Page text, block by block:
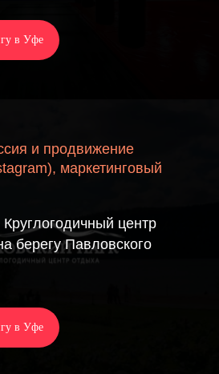
в Уфе
и продвижение
маркетинговый
центр
берегу Павловского
в Уфе